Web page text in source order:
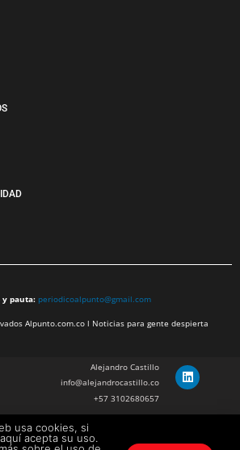
y pauta: periodicoalpunto@gmail.com
Alpunto.com.co l Noticias para gente despierta
Alejandro Castillo
info@alejandrocastillo.co
+57 3102680657
Julian Barragan Verano
julbarg@gmail.com
usa cookies, si
acepta su uso.